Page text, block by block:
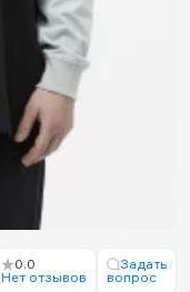
0.0
Нет отзывов
Задать
вопрос